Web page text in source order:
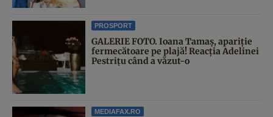
PROSPORT
GALERIE FOTO. Ioana Tamaş, apariție
fermecătoare pe plajă! Reacția Adelinei
Pestrițu când a văzut-o
MEDIAFAX.RO